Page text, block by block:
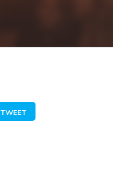
TWEET